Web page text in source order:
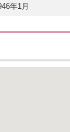
年1月